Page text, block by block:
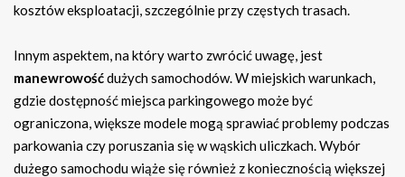
kosztów eksploatacji, szczególnie przy częstych trasach.
Innym aspektem, na który warto zwrócić uwagę, jest
manewrowośćdużych samochodów. W miejskich warunkach,
gdzie dostępność miejsca parkingowego może być
ograniczona, większe modele mogą sprawiać problemy podczas
parkowania czy poruszania się w wąskich uliczkach. Wybór
dużego samochodu wiąże się również z koniecznością większej